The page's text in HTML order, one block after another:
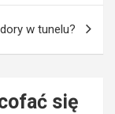
w tunelu?
się